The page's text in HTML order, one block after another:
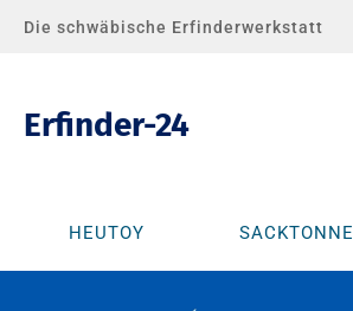
Die schwäbische Erfinderwerkstatt
Erfinder-24
HEUTOY SACKTONNE